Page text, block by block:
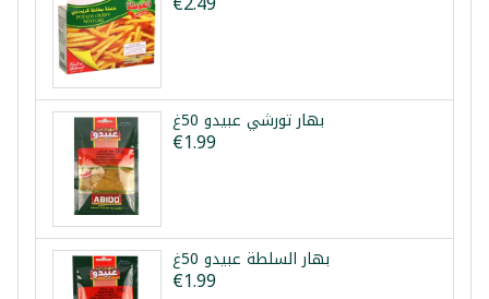
بهار تورشي عبيدو 50غ
€1.99
بهار السلطة عبيدو 50غ
€1.99